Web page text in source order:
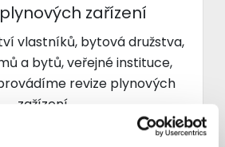
zařízení
vlastníků, bytová družstva,
a bytů, veřejné instituce,
revize plynových
zažízení...